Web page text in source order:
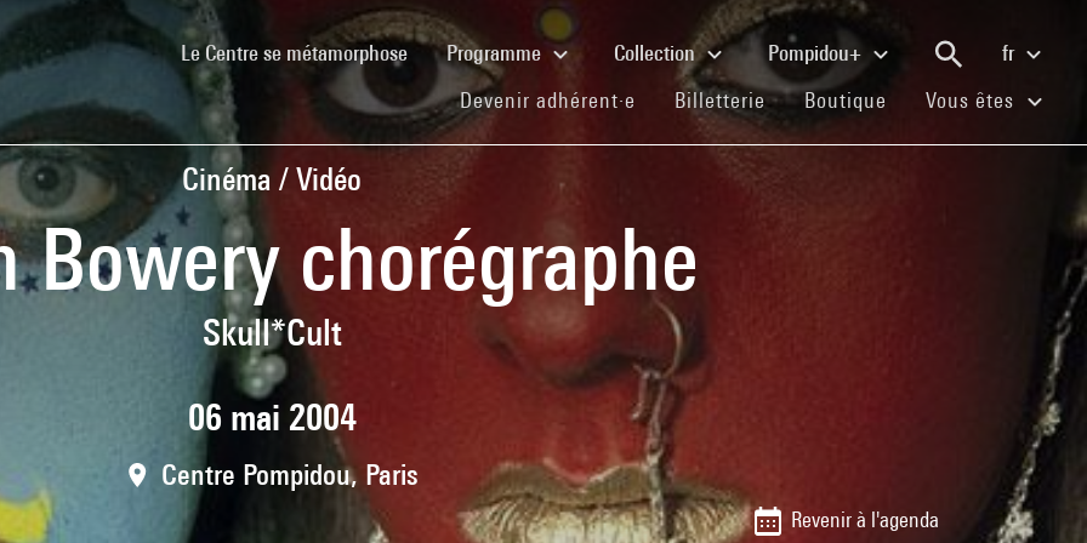
Le Centre se métamorphose(current)Programme Collection Pompidou+
fr
Devenir adhérent·e (current)
Billetterie(current)Boutique (current)
Vous êtes
Cinéma / Vidéo
Bowery chorégraphe
Skull*Cult
06 mai 2004
Centre Pompidou, Paris
Revenir à l'agenda